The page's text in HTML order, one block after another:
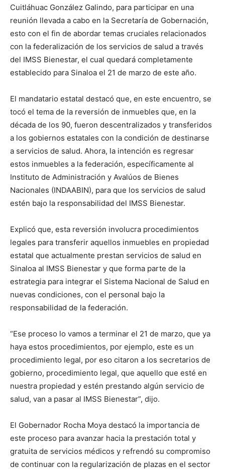
Cuitláhuac González Galindo, para participar en una
reunión llevada a cabo en la Secretaría de Gobernación,
esto con el fin de abordar temas cruciales relacionados
con la federalización de los servicios de salud a través
del IMSS Bienestar, el cual quedará completamente
establecido para Sinaloa el 21 de marzo de este año.
El mandatario estatal destacó que, en este encuentro, se
tocó el tema de la reversión de inmuebles que, en la
década de los 90, fueron descentralizados y transferidos
a los gobiernos estatales con la condición de destinarse
a servicios de salud. Ahora, la intención es regresar
estos inmuebles a la federación, específicamente al
Instituto de Administración y Avalúos de Bienes
Nacionales (INDAABIN), para que los servicios de salud
estén bajo la responsabilidad del IMSS Bienestar.
Explicó que, esta reversión involucra procedimientos
legales para transferir aquellos inmuebles en propiedad
estatal que actualmente prestan servicios de salud en
Sinaloa al IMSS Bienestar y que forma parte de la
estrategia para integrar el Sistema Nacional de Salud en
nuevas condiciones, con el personal bajo la
responsabilidad de la federación.
“Ese proceso lo vamos a terminar el 21 de marzo, que ya
haya estos procedimientos, por ejemplo, este es un
procedimiento legal, por eso citaron a los secretarios de
gobierno, procedimiento legal, que aquello que esté en
nuestra propiedad y estén prestando algún servicio de
salud, van a pasar al IMSS Bienestar”, dijo.
El Gobernador Rocha Moya destacó la importancia de
este proceso para avanzar hacia la prestación total y
gratuita de servicios médicos y refrendó su compromiso
de continuar con la regularización de plazas en el sector